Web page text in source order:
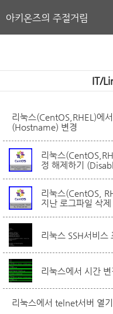
아키온즈의 주절거림
IT/
리눅스(CentOS,RHEL)에
(Hostname) 변경
리눅스
정 해제하기
리눅스(CentOS,
지난 로그파일 삭제
리눅스 SSH서비스
리눅스에서 시간 변
리눅스에서 telnet서버 열기